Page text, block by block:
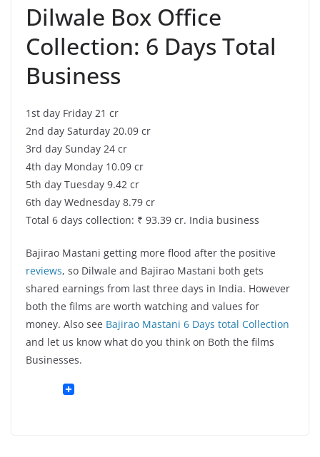
Dilwale Box Office
Collection: 6 Days Total
Business
1st day Friday 21 cr
2nd day Saturday 20.09 cr
3rd day Sunday 24 cr
4th day Monday 10.09 cr
5th day Tuesday 9.42 cr
6th day Wednesday 8.79 cr
Total 6 days collection: ₹ 93.39 cr. India business
Bajirao Mastani getting more flood after the positive
reviews, so Dilwale and Bajirao Mastani both gets
shared earnings from last three days in India. However
both the films are worth watching and values for
money. Also see Bajirao Mastani 6 Days total Collection
and let us know what do you think on Both the films
Businesses.